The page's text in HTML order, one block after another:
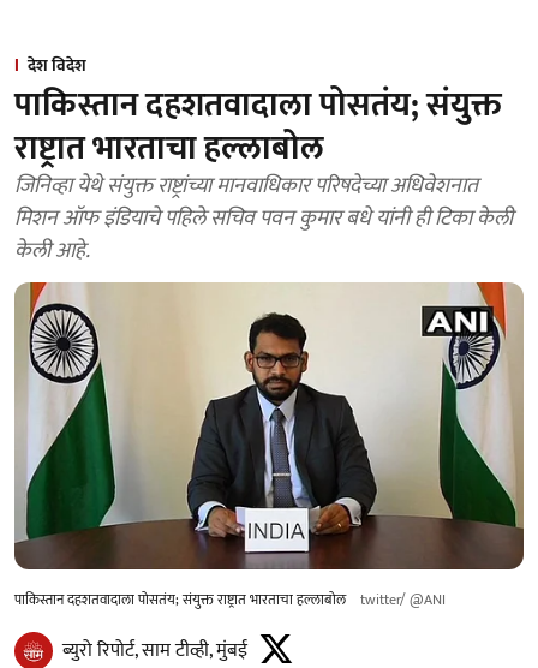
देश विदेश
पाकिस्तान दहशतवादाला पोसतंय; संयुक्त
राष्ट्रात भारताचा हल्लाबोल
जिनिव्हा येथे संयुक्त राष्ट्रांच्या मानवाधिकार परिषदेच्या अधिवेशनात
मिशन ऑफ इंडियाचे पहिले सचिव पवन कुमार बधे यांनी ही टिका केली
केली आहे.
पाकिस्तान दहशतवादाला पोसतंय; संयुक्त राष्ट्रात भारताचा हल्लाबोल twitter/ @ANI
ब्युरो रिपोर्ट, साम टीव्ही, मुंबई